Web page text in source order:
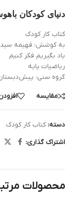
دنیای کودکان
کتاب کار کودک
به کوشش: فهيمه
یاد بگیریم فکر کنیم
ریاضیات پایه
گروه سنی:
مقایسه
دسته: کتاب کار کودک
اشتراک گذاری:
محصولات